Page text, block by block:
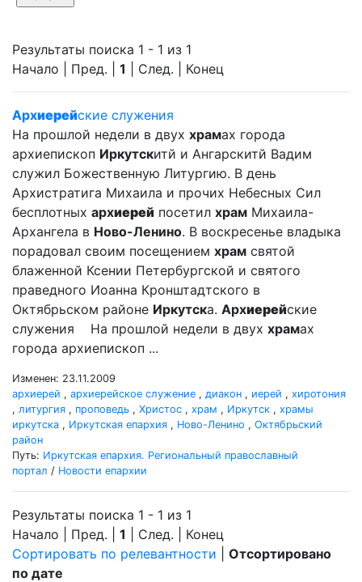
Результаты поиска 1 - 1 из 1
Начало | Пред. | 1 | След. | Конец
Архиерейские служения
На прошлой недели в двух храмах города
архиепископ Иркутскитй и Ангарскитй Вадим
служил Божественную Литургию. В день
Архистратига Михаила и прочих Небесных Сил
бесплотных архиерей посетил храм Михаила-
Архангела в Ново-Ленино. В воскресенье владыка
порадовал своим посещением храм святой
блаженной Ксении Петербургской и святого
праведного Иоанна Кронштадтского в
Октябрьском районе Иркутска. Архиерейские
служения На прошлой недели в двух храмах
города архиепископ ...
Изменен: 23.11.2009
архиерей , архиерейское служение , диакон , иерей , хиротония
, литургия , проповедь , Христос , храм , Иркутск , храмы
иркутска , Иркутская епархия , Ново-Ленино , Октябрьский
район
Путь: Иркутская епархия. Региональный православный
портал / Новости епархии
Результаты поиска 1 - 1 из 1
Начало | Пред. | 1 | След. | Конец
Сортировать по релевантности
Отсортировано
по дате